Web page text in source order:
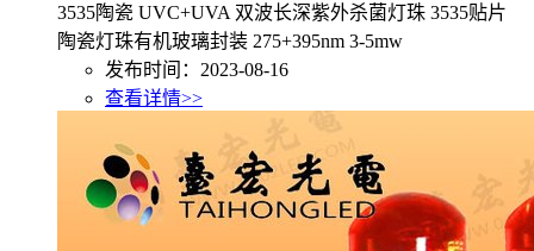
3535陶瓷 UVC+UVA 双波长深紫外杀菌灯珠 3535贴片
陶瓷灯珠有机玻璃封装 275+395nm 3-5mw
发布时间：2023-08-16
查看详情>>